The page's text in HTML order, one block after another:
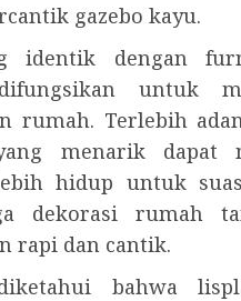
gazebo kayu.
identik dengan
untuk
rumah. Terlebih
menarik dapat
hidup untuk
dekorasi rumah
rapi dan cantik.
bahwa